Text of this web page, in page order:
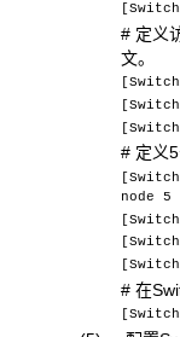
# 定义
文。
# 定义
node 5
# 在